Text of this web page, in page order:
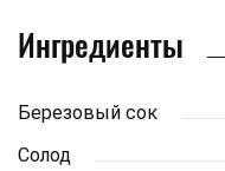
Ингредиенты
Березовый сок
Солод